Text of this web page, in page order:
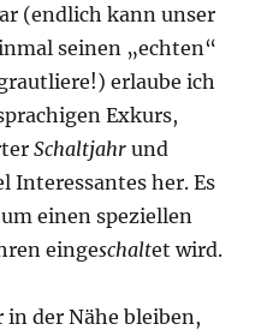
(endlich kann unser
seinen „echten“
erlaube ich
Exkurs,
Schaltjahr und
Interessantes her. Es
einen speziellen
eingeschaltet wird.
der Nähe bleiben,